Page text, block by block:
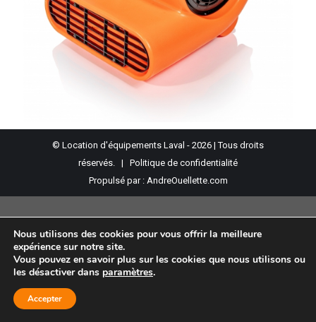
© Location d'équipements Laval - 2026 | Tous droits
réservés. | Politique de confidentialité
Propulsé par : AndreOuellette.com
Nous utilisons des cookies pour vous offrir la meilleure
expérience sur notre site.
Vous pouvez en savoir plus sur les cookies que nous utilisons ou
les désactiver dans paramètres.
Accepter